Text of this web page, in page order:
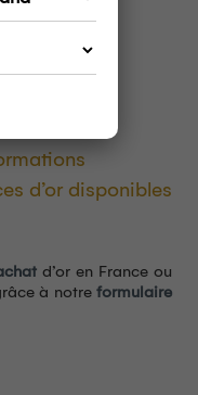
d’or disponibles
d’or en France ou
à notre formulaire